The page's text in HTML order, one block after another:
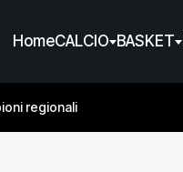
HomeCALCIO BASKET
regionali